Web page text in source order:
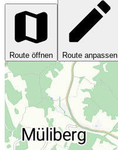
Route öffnen Route anpassen